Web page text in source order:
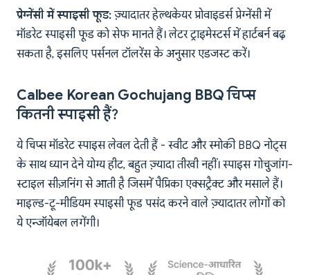
प्रेग्नेंसी में स्पाइसी फूड: ज़्यादातर हेल्थकेयर प्रोवाइडर्स प्रेग्नेंसी में
मॉडरेट स्पाइसी फूड को सेफ मानते हैं। लेटर ट्राइमेस्टर्स में हार्टबर्न बढ़
सकता है, इसलिए पर्सनल टॉलरेंस के अनुसार एडजस्ट करें।
Calbee Korean Gochujang BBQ चिप्स
कितनी स्पाइसी हैं?
ये चिप्स मॉडरेट स्पाइस लेवल देती हैं - स्वीट और स्मोकी BBQ नोट्स
के साथ ध्यान देने योग्य हीट, बहुत ज़्यादा तीखी नहीं। स्पाइस गोचुजांग-
स्टाइल सीज़निंग से आती है जिसमें पैप्रिका एक्सट्रैक्ट और मसाले हैं।
माइल्ड-टू-मीडियम स्पाइसी फूड पसंद करने वाले ज़्यादातर लोगों को
ये एन्जॉयेबल लगेंगी।